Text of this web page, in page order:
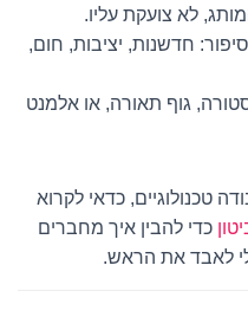
לא צועקת עליו.
חדשנות, יציבות, חום,
גוף תאורה, או אלמנט
טכנולוגיים, כדאי לקרוא
כדי להבין איך מחברים
לאבד את הראש.